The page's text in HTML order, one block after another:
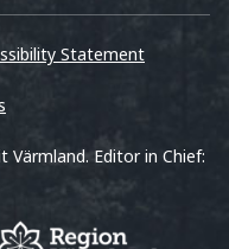
Statement
Värmland. Editor in Chief: